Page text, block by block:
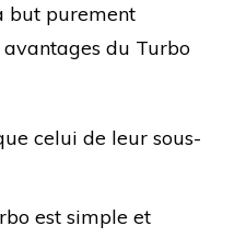
but purement
du Turbo
celui de leur sous-
est simple et